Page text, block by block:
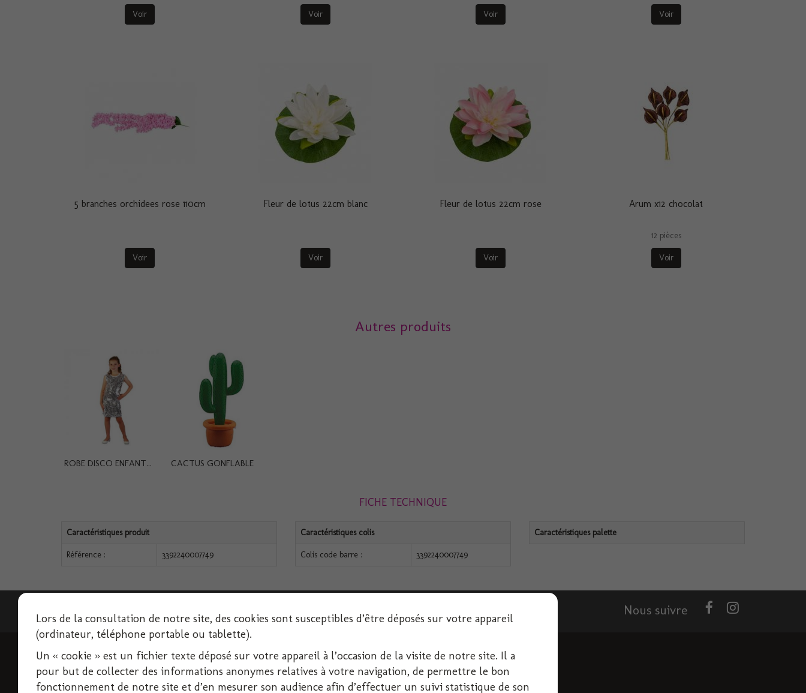
Voir Voir Voir Voir
5 branches orchidees rose 110cm
Voir
Fleur de lotus 22cm blanc
Voir
Fleur de lotus 22cm rose
Voir
Arum x12 chocolat
12 pièces
Voir
Autres produits
ROBE DISCO ENFANT... CACTUS GONFLABLE
FICHE TECHNIQUE
Caractéristiques produit
Référence : 3392240007749
Caractéristiques colis
Colis code barre : 3392240007749
Caractéristiques palette
Nous suivre
INFORMATIONS
Livraison
SERVICE CLIENT
Décoration-Fête.com, FIRPLAST
Lors de la consultation de notre site, des cookies sont susceptibles d’être déposés sur votre appareil
(ordinateur, téléphone portable ou tablette).
Un « cookie » est un fichier texte déposé sur votre appareil à l’occasion de la visite de notre site. Il a
pour but de collecter des informations anonymes relatives à votre navigation, de permettre le bon
fonctionnement de notre site et d’en mesurer son audience afin d’effectuer un suivi statistique de son